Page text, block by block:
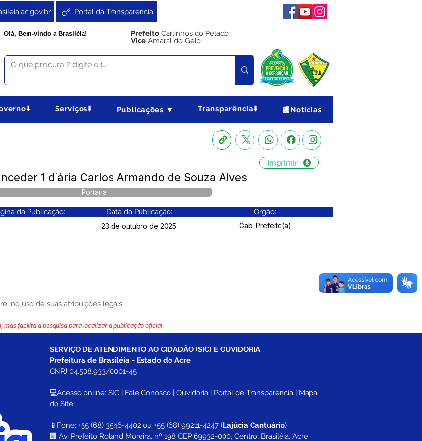
Portal da Transparência
Olá, Bem-vindo a Brasiléia! Prefeito Carlinhos do Pelado
Vice Amaral do Gelo
Serviços⬇️ Publicações 🔽 Transparência⬇️ 📰Notícias
Imprimir
1 diária Carlos Armando de Souza Alves
Portaria
da Publicação: Data da Publicação: Órgão:
23 de outubro de 2025 Gab. Prefeito(a)
no uso de suas atribuições legais,
mas facilita a pesquisa para localizar a publicação oficial.
SERVIÇO DE ATENDIMENTO AO CIDADÃO (SIC) E OUVIDORIA
Prefeitura de Brasiléia - Estado do Acre
CNPJ 04.508.933/0001-45
💻Acesso online: SIC | Fale Conosco | Ouvidoria | Portal de Transparência | Mapa
do Site
📱Fone: +55 (68) 3546-4402 ou +55 (68) 99211-4247 (Lajúcia Cantuário)
🏢 Av. Prefeito Roland Moreira, nº 198 CEP 69932-000, Centro, Brasiléia, Acre